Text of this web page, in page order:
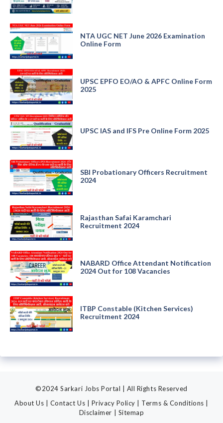
NTA UGC NET June 2026 Examination
Online Form
UPSC EPFO EO/AO & APFC Online Form
2025
UPSC IAS and IFS Pre Online Form 2025
SBI Probationary Officers Recruitment
2024
Rajasthan Safai Karamchari
Recruitment 2024
NABARD Office Attendant Notification
2024 Out for 108 Vacancies
ITBP Constable (Kitchen Services)
Recruitment 2024
©2024 Sarkari Jobs Portal | All Rights Reserved
About Us
Contact Us Privacy Policy Terms & Conditions
Disclaimer
Sitemap